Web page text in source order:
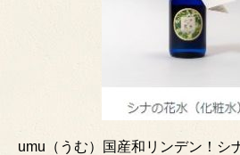
umu（うむ）国産和リンデン！シ